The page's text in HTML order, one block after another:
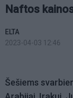
Naftos
ELTA
2023-04-03 12:46
Šešiems